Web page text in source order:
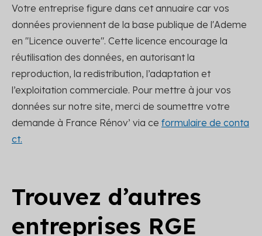
Votre entreprise figure dans cet annuaire car vos
données proviennent de la base publique de l'Ademe
en "Licence ouverte". Cette licence encourage la
réutilisation des données, en autorisant la
reproduction, la redistribution, l’adaptation et
l’exploitation commerciale. Pour mettre à jour vos
données sur notre site, merci de soumettre votre
demande à France Rénov’ via ce formulaire de conta
ct.
Trouvez d’autres
entreprises RGE